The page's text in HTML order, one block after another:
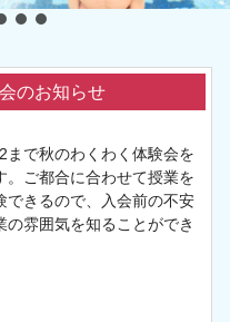
のお知らせ
まで秋のわくわく体験会を
。ご都合に合わせて授業を
できるので、入会前の不安
の雰囲気を知ることができ